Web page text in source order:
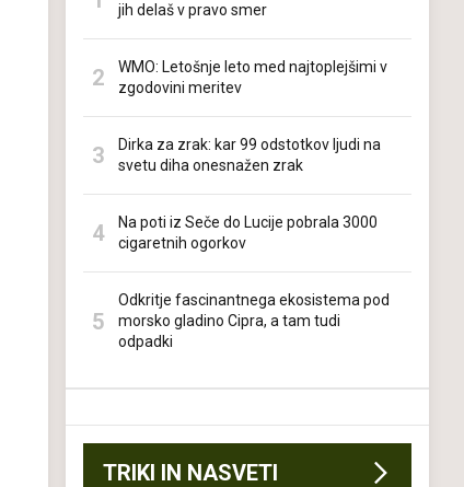
jih delaš v pravo smer
WMO: Letošnje leto med najtoplejšimi v
zgodovini meritev
Dirka za zrak: kar 99 odstotkov ljudi na
svetu diha onesnažen zrak
Na poti iz Seče do Lucije pobrala 3000
cigaretnih ogorkov
Odkritje fascinantnega ekosistema pod
morsko gladino Cipra, a tam tudi
odpadki
TRIKI IN NASVETI